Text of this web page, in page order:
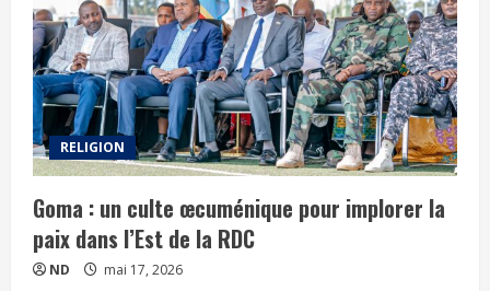
RELIGION
Goma : un culte œcuménique pour implorer la
paix dans l’Est de la RDC
ND mai 17, 2026